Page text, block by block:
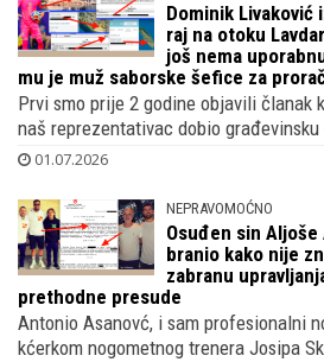
Dominik
raj na otoku
još nema
mu je muž saborske šefice za
Prvi smo prije 2 godine objavili članak
naš reprezentativac dobio građevinsku
01.07.2026
NEPRAVOMOĆNO
Osuđen sin
branio kako nije
zabranu
prethodne presude
Antonio Asanovć, i sam profesionalni
kćerkom nogometnog trenera Josipa